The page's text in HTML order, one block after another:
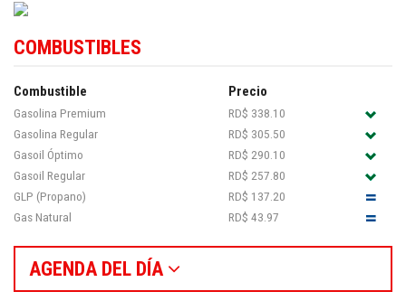
COMBUSTIBLES
Combustible Precio
Gasolina Premium
RD$ 338.10
Gasolina Regular
RD$ 305.50
Gasoil Óptimo
RD$ 290.10
Gasoil Regular
RD$ 257.80
GLP (Propano)
RD$ 137.20
Gas Natural
RD$ 43.97
AGENDA DEL DÍA